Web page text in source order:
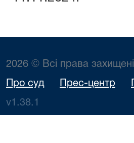
2026 © Всі права захищені
Про суд Прес-центр
v1.38.1